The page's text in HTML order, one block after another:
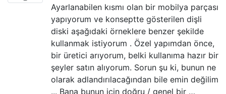
Ayarlanabilen kısmı olan bir mobilya parçası
yapıyorum ve konseptte gösterilen dişli
diski aşağıdaki örneklere benzer şekilde
kullanmak istiyorum . Özel yapımdan önce,
bir üretici arıyorum, belki kullanıma hazır bir
şeyler satın alıyorum. Sorun şu ki, bunun ne
olarak adlandırılacağından bile emin değilim
... Bana bunun için doğru / genel bir …